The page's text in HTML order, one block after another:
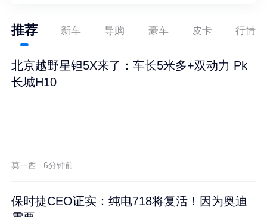
推荐 新车 导购 豪车 皮卡 行情
北京越野星钽5X来了：车长5米多+双动力 Pk
长城H10
莫一西 6分钟前
保时捷CEO证实：纯电718将复活！因为奥迪